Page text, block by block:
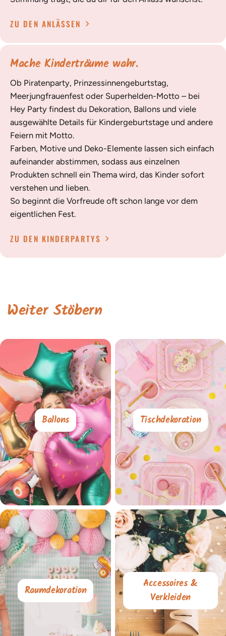
ZU DEN ANLÄSSEN
Mache Kinderträume wahr.
Ob Piratenparty, Prinzessinnengeburtstag,
Meerjungfrauenfest oder Superhelden-Motto – bei
Hey Party findest du Dekoration, Ballons und viele
ausgewählte Details für Kindergeburtstage und andere
Feiern mit Motto.
Farben, Motive und Deko-Elemente lassen sich einfach
aufeinander abstimmen, sodass aus einzelnen
Produkten schnell ein Thema wird, das Kinder sofort
verstehen und lieben.
So beginnt die Vorfreude oft schon lange vor dem
eigentlichen Fest.
ZU DEN KINDERPARTYS
Weiter Stöbern
Ballons Tischdekoration
Raumdekoration
Accessoires &
Verkleiden